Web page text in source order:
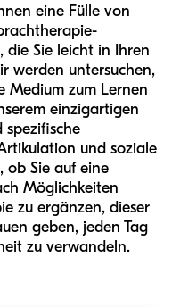
eine Fülle von
Sie leicht in Ihren
werden untersuchen,
Medium zum Lernen
einzigartigen
spezifische
und soziale
ob Sie auf eine
Möglichkeiten
zu ergänzen, dieser
geben, jeden Tag
zu verwandeln.